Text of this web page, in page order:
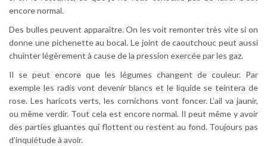
encore normal.
Des bulles peuvent apparaître. On les voit remonter très vite si on
donne une pichenette au bocal. Le joint de caoutchouc peut aussi
chuinter légèrement à cause de la pression exercée par les gaz.
Il se peut encore que les légumes changent de couleur. Par
exemple les radis vont devenir blancs et le liquide se teintera de
rose. Les haricots verts, les cornichons vont foncer. L’ail va jaunir,
ou même verdir. Tout cela est encore normal. Il peut même y avoir
des parties gluantes qui flottent ou restent au fond. Toujours pas
d’inquiétude à avoir.